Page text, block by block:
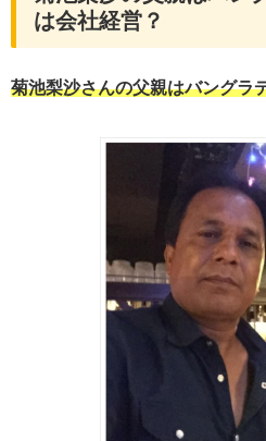
は会社経営？
菊池梨沙さんの父親はバングラ